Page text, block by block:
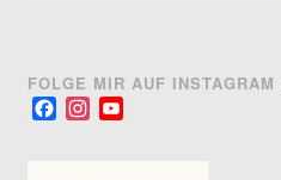
FOLGE MIR AUF INSTAGRAM
FacebookInstagram